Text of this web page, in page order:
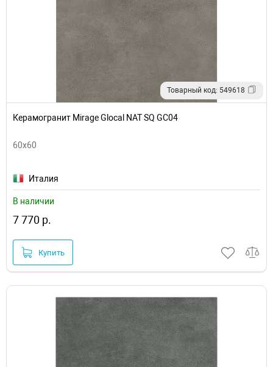
Товарный код: 549618
Керамогранит Mirage Glocal NAT SQ GC04
60x60
Италия
В наличии
7 770 р.
Купить